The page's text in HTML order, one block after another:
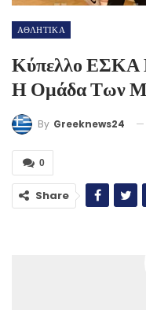
ΑΘΛΗΤΙΚΑ
Κύπελλο ΕΣΚΑ
Η Ομάδα Των
By Greeknews24
0
Share